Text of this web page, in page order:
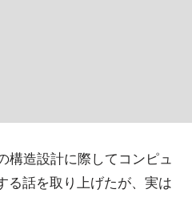
構造設計に際してコンピュ
る話を取り上げたが、実は